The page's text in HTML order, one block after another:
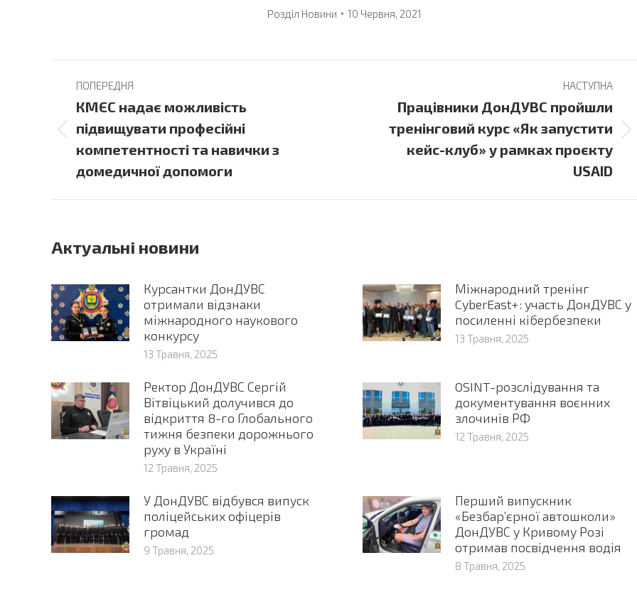
Розділ Новини 10 Червня, 2021
Post
navigation
ПОПЕРЕДНЯ
Previous
post:
КМЄС надає можливість
підвищувати професійні
компетентності та навички з
домедичної допомоги
НАСТУПНА
Працівники ДонДУВС пройшли
тренінговий курс «Як запустити
кейс-клуб» у рамках проєкту
USAID
Актуальні новини
Курсантки ДонДУВС
отримали відзнаки
міжнародного наукового
конкурсу
13 Травня, 2025
Міжнародний тренінг
CyberEast+: участь ДонДУВС у
посиленні кібербезпеки
13 Травня, 2025
Ректор ДонДУВС Сергій
Вітвіцький долучився до
відкриття 8-го Глобального
тижня безпеки дорожнього
руху в Україні
12 Травня, 2025
OSINT-розслідування та
документування воєнних
злочинів РФ
12 Травня, 2025
У ДонДУВС відбувся випуск
поліцейських офіцерів
громад
9 Травня, 2025
Перший випускник
«Безбар’єрної автошколи»
ДонДУВС у Кривому Розі
отримав посвідчення водія
8 Травня, 2025